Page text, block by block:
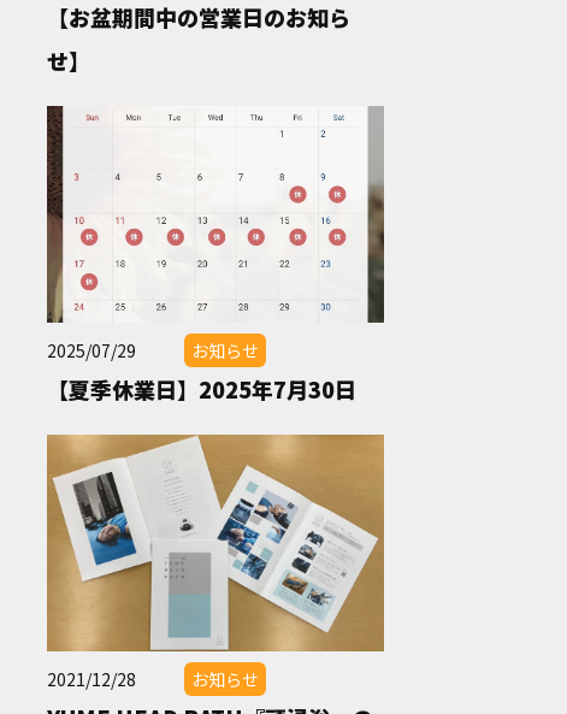
【お盆期間中の営業日のお知ら
せ】
2025/07/29 お知らせ
【夏季休業日】2025年7月30日
2021/12/28 お知らせ